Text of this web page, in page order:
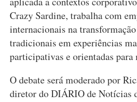
Crazy Sardine, trabalha com
internacionais na
tradicionais em experiências
participativas e orientadas para
O debate será moderado por
diretor do DIÁRIO de Notícias